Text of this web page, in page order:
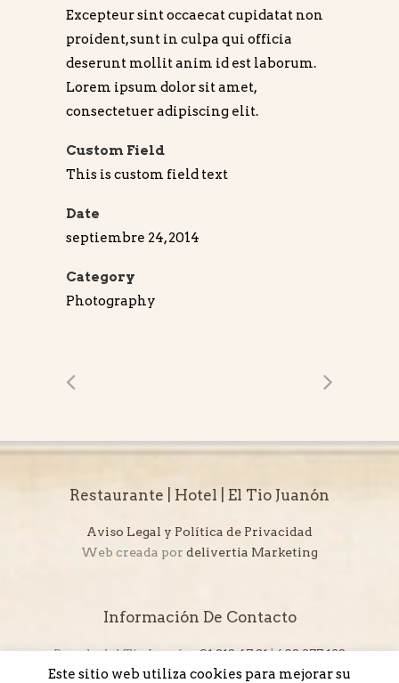
Excepteur sint occaecat cupidatat non
proident, sunt in culpa qui officia
deserunt mollit anim id est laborum.
Lorem ipsum dolor sit amet,
consectetuer adipiscing elit.
Custom Field
This is custom field text
Date
septiembre 24, 2014
Category
Photography
Restaurante | Hotel | El Tio Juanón
Aviso Legal y Política de Privacidad
Web creada por delivertia Marketing
Información De Contacto
Posada del Tío Juanón:91 813 47 81|608 277 123
Restaurante El Tío Juanón:694 458 529
Este sitio web utiliza cookies para mejorar su